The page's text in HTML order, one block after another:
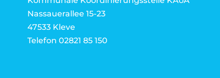
Nassauerallee 15-23
47533 Kleve
Telefon 02821 85 150